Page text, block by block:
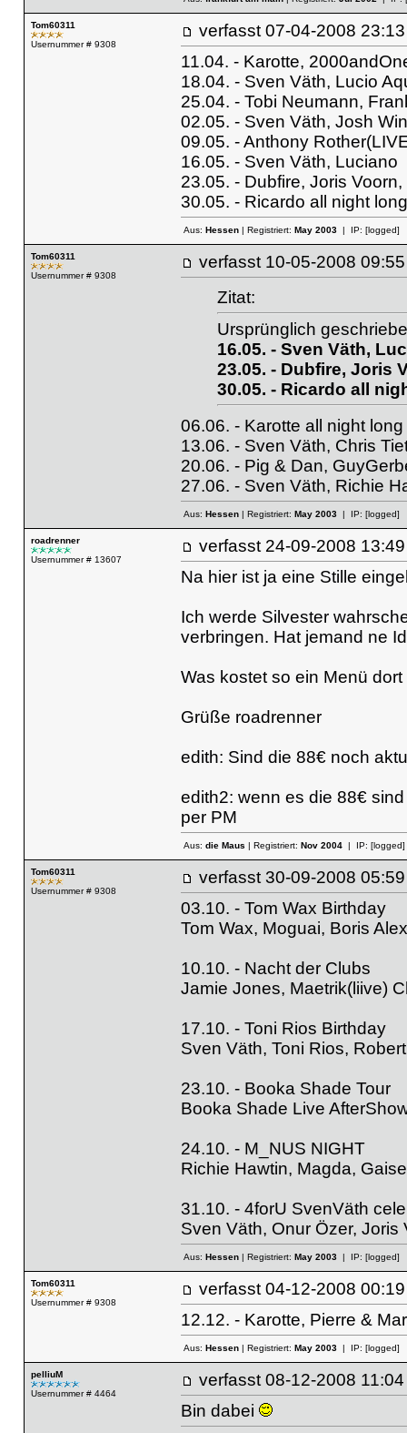
Tom60311
Usernummer # 9308
verfasst 07-04-2008
11.04. - Karotte,
18.04. - Sven Väth, Lucio
25.04. - Tobi Neumann,
02.05. - Sven Väth, Josh
09.05. - Anthony
16.05. - Sven Väth, Luciano
23.05. - Dubfire, Joris
30.05. - Ricardo all night
Aus: Hessen| Registriert: May 2003| IP: [logged]
Tom60311
Usernummer # 9308
verfasst 10-05-2008
Zitat:
Ursprünglich
16.05. - Sven Väth,
23.05. - Dubfire, Joris
30.05. - Ricardo all
06.06. - Karotte all night long
13.06. - Sven Väth, Chris
20.06. - Pig & Dan,
27.06. - Sven Väth, Richie
Aus: Hessen| Registriert: May 2003| IP: [logged]
roadrenner
Usernummer # 13607
verfasst 24-09-2008
Na hier ist ja eine Stille
Ich werde Silvester
verbringen. Hat jemand ne
Was kostet so ein Menü
Grüße roadrenner
edith: Sind die 88€ noch
edith2: wenn es die 88€
per PM
Aus: die Maus | Registriert: Nov 2004| IP: [logged]
Tom60311
Usernummer # 9308
verfasst 30-09-2008
03.10. - Tom Wax Birthday
Tom Wax, Moguai, Boris
10.10. - Nacht der Clubs
Jamie Jones, Maetrik(liive)
17.10. - Toni Rios Birthday
Sven Väth, Toni Rios,
23.10. - Booka Shade Tour
Booka Shade Live
24.10. - M_NUS NIGHT
Richie Hawtin, Magda,
31.10. - 4forU SvenVäth
Sven Väth, Onur Özer, Joris
Aus: Hessen| Registriert: May 2003| IP: [logged]
Tom60311
Usernummer # 9308
verfasst 04-12-2008
12.12. - Karotte, Pierre &
Aus: Hessen| Registriert: May 2003| IP: [logged]
pelliuM
Usernummer # 4464
verfasst 08-12-2008
Bin dabei